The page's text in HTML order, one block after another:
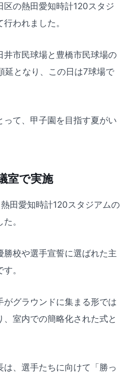
区の熱田愛知時計120スタジ
われました。
井市民球場と豊橋市民球場の
延となり、この日は7球場で
て、甲子園を目指す夏がい
室で実施
田愛知時計120スタジアムの
。
校や選手宣誓に選ばれた主
。
グラウンドに集まる形では
室内での簡略化された式と
、選手たちに向けて「勝っ